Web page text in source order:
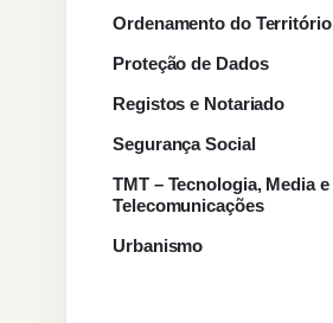
Ordenamento do Território
Proteção de Dados
Registos e Notariado
Segurança Social
TMT – Tecnologia, Media e
Telecomunicações
Urbanismo